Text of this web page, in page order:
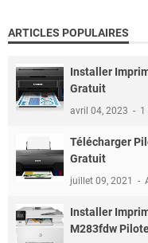
ARTICLES POPULAIRES
Installer
Gratuit
avril 04, 2023 1
Télécharger
Gratuit
juillet 09, 2021
Installer
M283fdw